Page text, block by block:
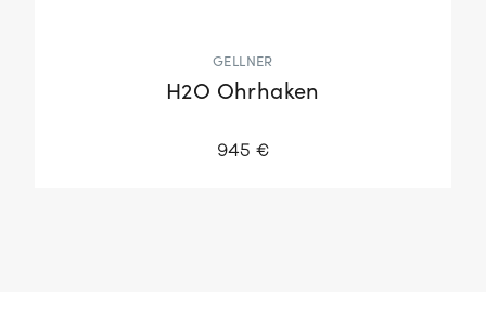
GELLNER
H2O Ohrhaken
945 €